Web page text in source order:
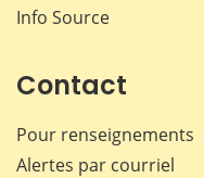
Info Source
Contact
Pour renseignements
Alertes par courriel